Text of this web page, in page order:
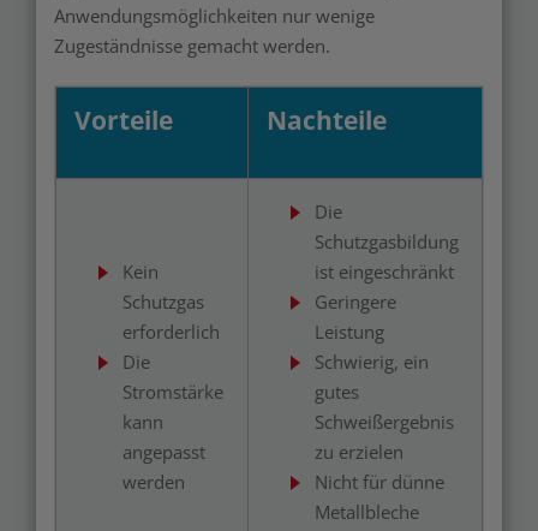
Anwendungsmöglichkeiten nur wenige
Zugeständnisse gemacht werden.
Vorteile Nachteile
Kein
Schutzgas
erforderlich
Die
Stromstärke
kann
angepasst
werden
Die
Schutzgasbildung
ist eingeschränkt
Geringere
Leistung
Schwierig, ein
gutes
Schweißergebnis
zu erzielen
Nicht für dünne
Metallbleche